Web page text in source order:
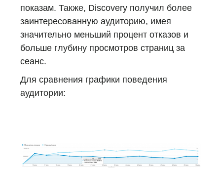
показам. Также, Discovery получил более
заинтересованную аудиторию, имея
значительно меньший процент отказов и
больше глубину просмотров страниц за
сеанс.
Для сравнения графики поведения
аудитории: